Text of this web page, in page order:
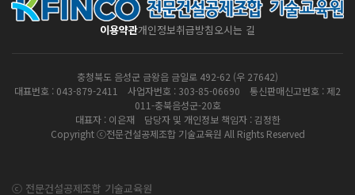
이용약관개인정보취급방침오시는 길
충청북도 음성군 금왕읍 금일로 492-62 (우 27642)
대표번호 : 043-879-2411 사업자번호 : 303-85-06690 통신판매신고번호 : 제2
011-충북음성군-20호
대표자 : 이은재 담당자 및 개인정보 책임자 : 김정한
Copyright ⓒ전문건설공제조합 기술교육원 All Rights Reserved
ⓒ 전문건설공제조합 기술교육원